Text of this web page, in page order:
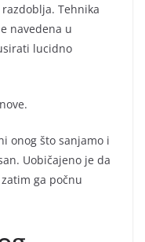
Tehnika
navedena u
lucidno
onog što sanjamo i
Uobičajeno je da
ga počnu